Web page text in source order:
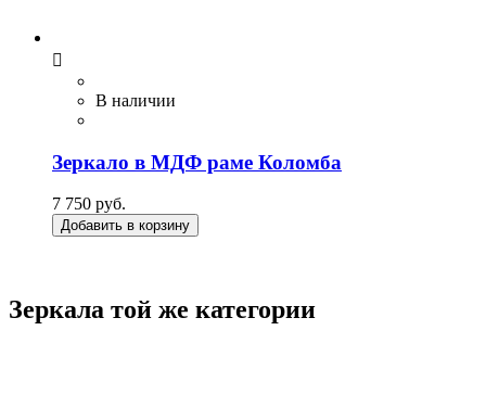

В наличии
Зеркало в МДФ раме Коломба
7 750 руб.
Добавить в корзину
Зеркала той же категории